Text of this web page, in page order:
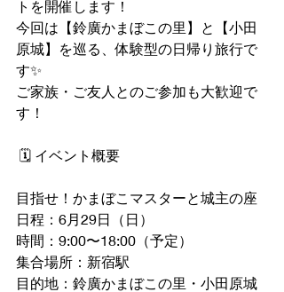
トを開催します！
今回は【鈴廣かまぼこの里】と【小田
原城】を巡る、体験型の日帰り旅行で
す✨
ご家族・ご友人とのご参加も大歓迎で
す！
🗓 イベント概要
目指せ！かまぼこマスターと城主の座
日程：6月29日（日）
時間：9:00〜18:00（予定）
集合場所：新宿駅
目的地：鈴廣かまぼこの里・小田原城